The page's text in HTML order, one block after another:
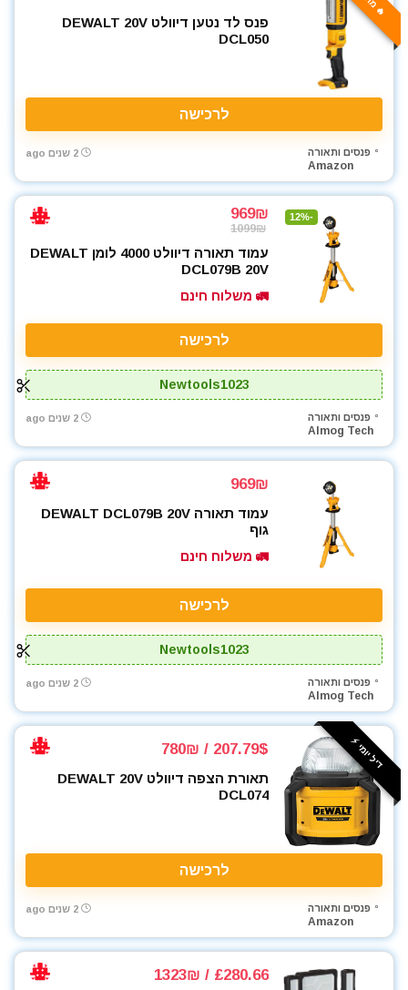
פנס לד נטען דיוולט DEWALT 20V
DCL050
לרכישה
פנסים ותאורה
Amazon
2 שנים ago
-12%
969₪
1099₪
עמוד תאורה דיוולט 4000 לומן DEWALT
DCL079B 20V
🚛 משלוח חינם
לרכישה
Newtools1023
פנסים ותאורה
Almog Tech
2 שנים ago
969₪
עמוד תאורה DEWALT DCL079B 20V
גוף
🚛 משלוח חינם
לרכישה
Newtools1023
פנסים ותאורה
Almog Tech
2 שנים ago
דיל יומי ⚡️ 207.79$ / 780₪
תאורת הצפה דיוולט DEWALT 20V
DCL074
לרכישה
פנסים ותאורה
Amazon
2 שנים ago
£280.66 / 1323₪